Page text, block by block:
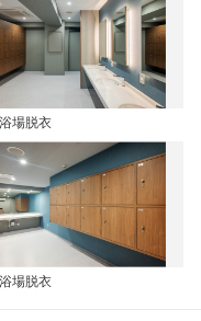
場脱衣
場脱衣